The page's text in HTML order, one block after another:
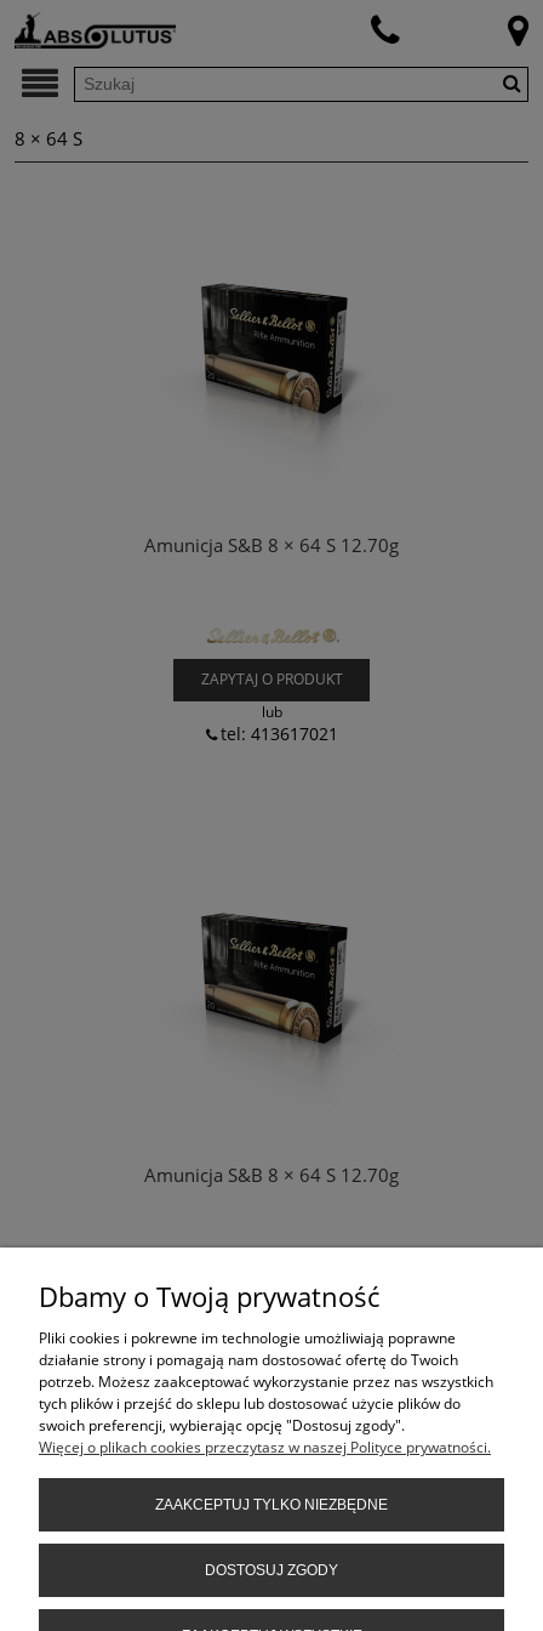
8 × 64 S
Amunicja S&B 8 × 64 S 12.70g
ZAPYTAJ O PRODUKT
lub
tel: 413617021
Amunicja S&B 8 × 64 S 12.70g
ZAPYTAJ O PRODUKT
lub
tel: 413617021
KONTAKT
INFORMACJE
Dbamy o Twoją prywatność
Pliki cookies i pokrewne im technologie umożliwiają poprawne
działanie strony i pomagają nam dostosować ofertę do Twoich
potrzeb. Możesz zaakceptować wykorzystanie przez nas wszystkich
tych plików i przejść do sklepu lub dostosować użycie plików do
swoich preferencji, wybierając opcję "Dostosuj zgody".
Więcej o plikach cookies przeczytasz w naszej Polityce prywatności.
ZAAKCEPTUJ TYLKO NIEZBĘDNE
DOSTOSUJ ZGODY